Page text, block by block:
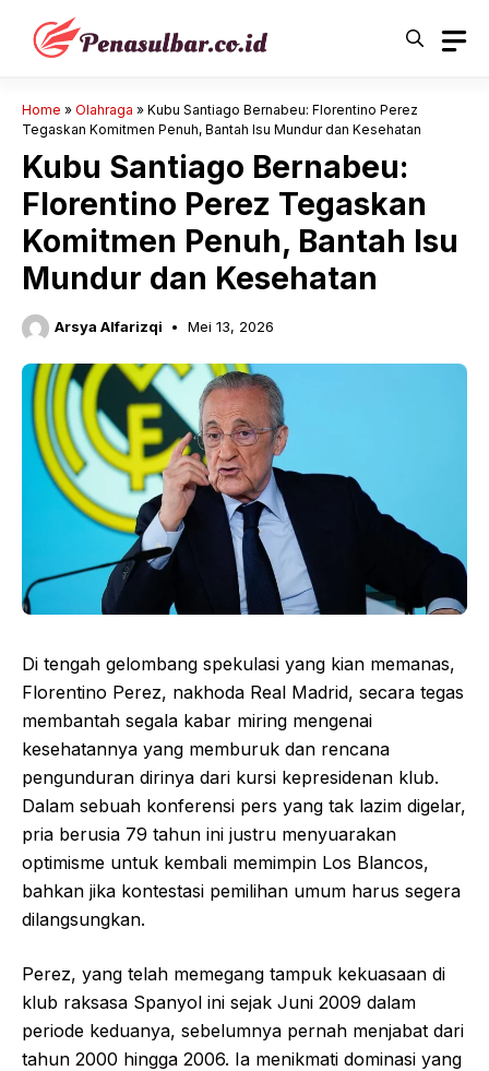
Langsung
Home » Olahraga » Kubu Santiago Bernabeu: Florentino Perez
Tegaskan Komitmen Penuh, Bantah Isu Mundur dan Kesehatan
Kubu Santiago Bernabeu:
Florentino Perez Tegaskan
Komitmen Penuh, Bantah Isu
Mundur dan Kesehatan
Arsya Alfarizqi Mei 13, 2026
Di tengah gelombang spekulasi yang kian memanas,
Florentino Perez, nakhoda Real Madrid, secara tegas
membantah segala kabar miring mengenai
kesehatannya yang memburuk dan rencana
pengunduran dirinya dari kursi kepresidenan klub.
Dalam sebuah konferensi pers yang tak lazim digelar,
pria berusia 79 tahun ini justru menyuarakan
optimisme untuk kembali memimpin Los Blancos,
bahkan jika kontestasi pemilihan umum harus segera
dilangsungkan.
Perez, yang telah memegang tampuk kekuasaan di
klub raksasa Spanyol ini sejak Juni 2009 dalam
periode keduanya, sebelumnya pernah menjabat dari
tahun 2000 hingga 2006. Ia menikmati dominasi yang